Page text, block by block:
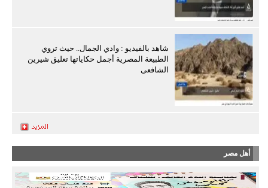
شاهد بالفيديو : وادي الجمال.. حيث تروي
الطبيعة المصرية أجمل حكاياتها تعليق شيرين
الشافعى
أهل مصر